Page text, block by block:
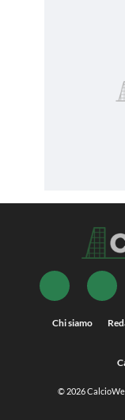
Chi siamo
© 2026